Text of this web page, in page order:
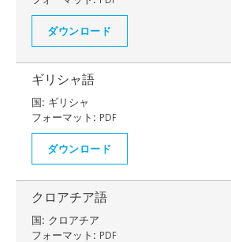
ダウンロード
ギリシャ語
国: ギリシャ
フォーマット: PDF
ダウンロード
クロアチア語
国: クロアチア
フォーマット: PDF